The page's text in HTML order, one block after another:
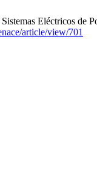
Eléctricos
article/view/701